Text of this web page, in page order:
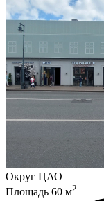
Округ ЦАО
Площадь 60 м2